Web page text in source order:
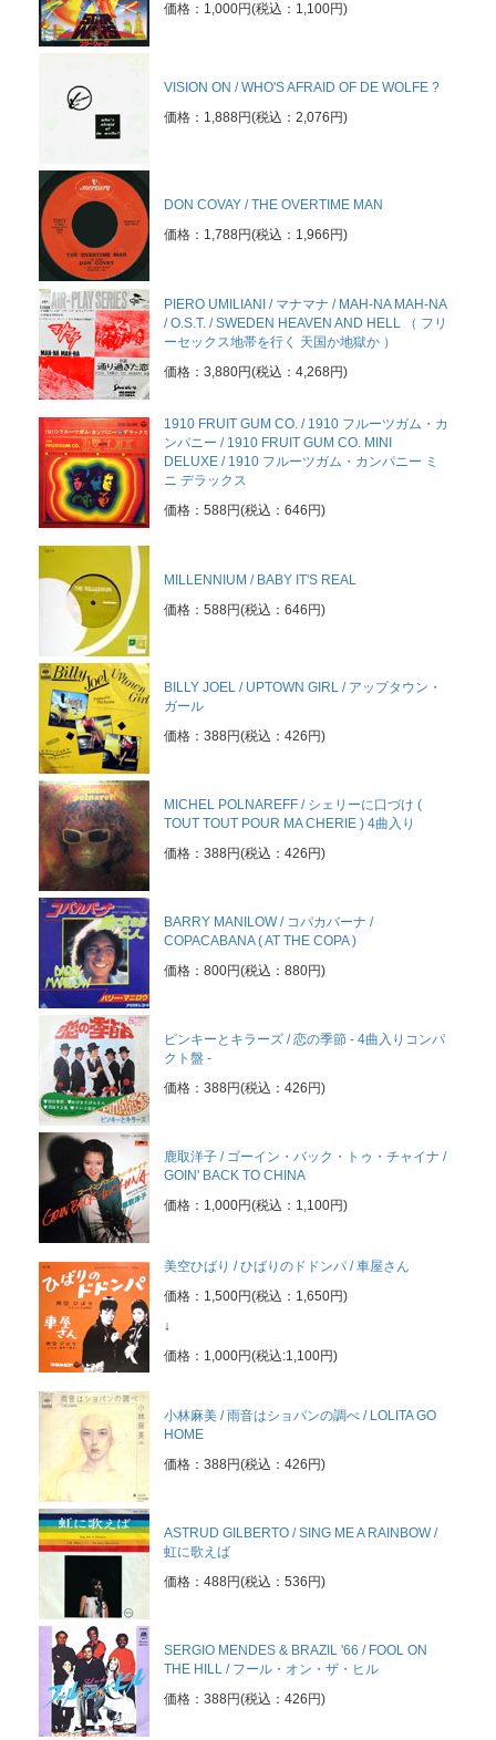
価格：1,000円(税込：1,100円)
VISION ON / WHO'S AFRAID OF DE WOLFE ?
価格：1,888円(税込：2,076円)
DON COVAY / THE OVERTIME MAN
価格：1,788円(税込：1,966円)
PIERO UMILIANI / マナマナ / MAH-NA MAH-NA
/ O.S.T. / SWEDEN HEAVEN AND HELL （ フリ
ーセックス地帯を行く 天国か地獄か ）
価格：3,880円(税込：4,268円)
1910 FRUIT GUM CO. / 1910 フルーツガム・カ
ンパニー / 1910 FRUIT GUM CO. MINI
DELUXE / 1910 フルーツガム・カンパニー ミ
ニ デラックス
価格：588円(税込：646円)
MILLENNIUM / BABY IT'S REAL
価格：588円(税込：646円)
BILLY JOEL / UPTOWN GIRL / アップタウン・
ガール
価格：388円(税込：426円)
MICHEL POLNAREFF / シェリーに口づけ (
TOUT TOUT POUR MA CHERIE ) 4曲入り
価格：388円(税込：426円)
BARRY MANILOW / コパカバーナ /
COPACABANA ( AT THE COPA )
価格：800円(税込：880円)
ピンキーとキラーズ / 恋の季節 - 4曲入りコンパ
クト盤 -
価格：388円(税込：426円)
鹿取洋子 / ゴーイン・バック・トゥ・チャイナ /
GOIN' BACK TO CHINA
価格：1,000円(税込：1,100円)
美空ひばり / ひばりのドドンパ / 車屋さん
価格：1,500円(税込：1,650円)
↓
価格：1,000円(税込:1,100円)
小林麻美 / 雨音はショパンの調べ / LOLITA GO
HOME
価格：388円(税込：426円)
ASTRUD GILBERTO / SING ME A RAINBOW /
虹に歌えば
価格：488円(税込：536円)
SERGIO MENDES & BRAZIL '66 / FOOL ON
THE HILL / フール・オン・ザ・ヒル
価格：388円(税込：426円)